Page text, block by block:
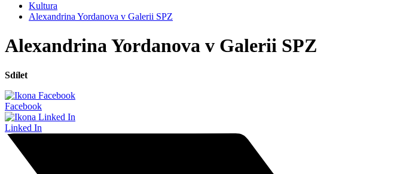
Kultura
Alexandrina Yordanova v Galerii SPZ
Alexandrina Yordanova v Galerii SPZ
Sdílet
Facebook
Linked In